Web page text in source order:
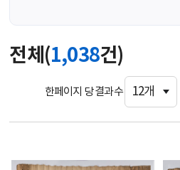
전체(1,038건)
한페이지 당 결과수